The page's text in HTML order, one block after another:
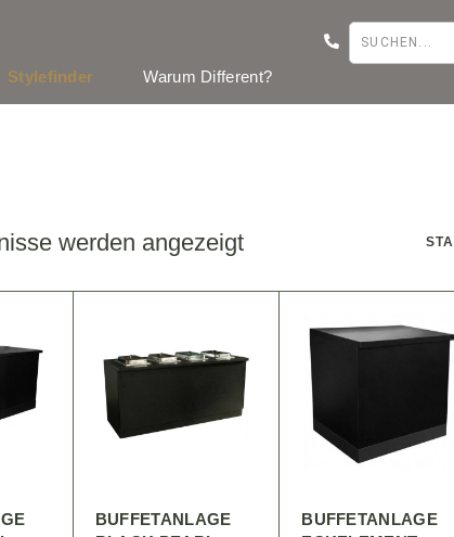
Stylefinder Warum Different?
werden angezeigt
BUFFETANLAGE
BUFFETANLAGE